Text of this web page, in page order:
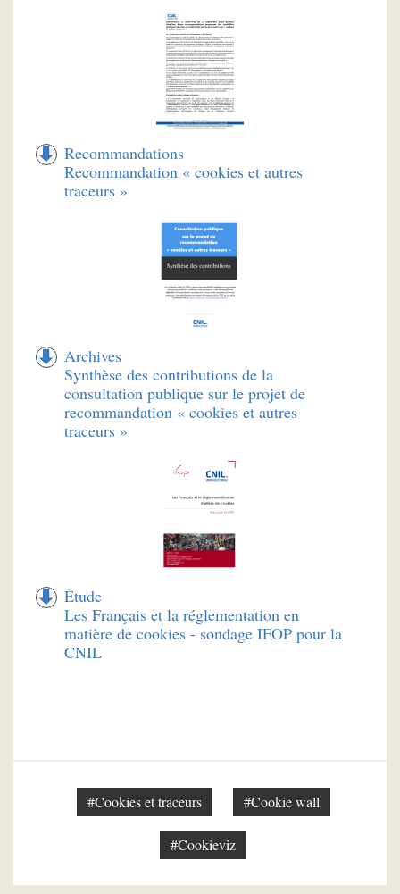
Recommandations
Recommandation « cookies et autres
traceurs »
Archives
Synthèse des contributions de la
consultation publique sur le projet de
recommandation « cookies et autres
traceurs »
Étude
Les Français et la réglementation en
matière de cookies - sondage IFOP pour la
CNIL
#Cookies et traceurs #Cookie wall
#Cookieviz